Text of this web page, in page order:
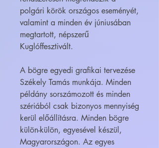
polgári körök országos eseményét,
valamint a minden év júniusában
megtartott, népszerű
Kuglóffesztivált.
A bögre egyedi grafikai tervezése
Székely Tamás munkája. Minden
példány sorszámozott és minden
szériából csak bizonyos mennyiség
kerül előállításra. Minden bögre
külön-külön, egyesével készül,
Magyarországon. Az egyes